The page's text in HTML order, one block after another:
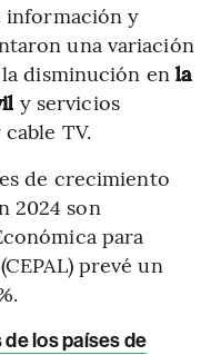
información y
una variación
disminución en la
y servicios
TV.
de crecimiento
2024 son
para
prevé un
los países de